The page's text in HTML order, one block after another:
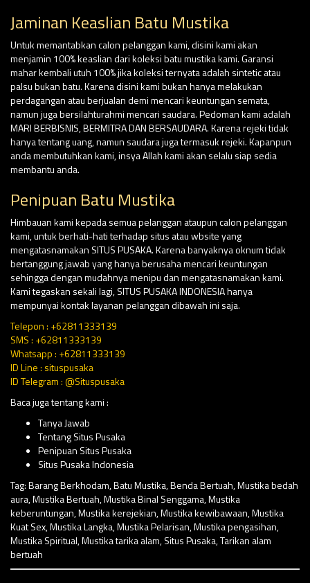
Jaminan Keaslian Batu Mustika
Untuk memantabkan calon pelanggan kami, disini kami akan
menjamin 100% keaslian dari koleksi batu mustika kami. Garansi
mahar kembali utuh 100% jika koleksi ternyata adalah sintetic atau
palsu bukan batu. Karena disini kami bukan hanya melakukan
perdagangan atau berjualan demi mencari keuntungan semata,
namun juga bersilahturahmi mencari saudara. Pedoman kami adalah
MARI BERBISNIS, BERMITRA DAN BERSAUDARA. Karena rejeki tidak
hanya tentang uang, namun saudara juga termasuk rejeki. Kapanpun
anda membutuhkan kami, insya Allah kami akan selalu siap sedia
membantu anda.
Penipuan Batu Mustika
Himbauan kami kepada semua pelanggan ataupun calon pelanggan
kami, untuk berhati-hati terhadap situs atau wbsite yang
mengatasnamakan SITUS PUSAKA. Karena banyaknya oknum tidak
bertanggung jawab yang hanya berusaha mencari keuntungan
sehingga dengan mudahnya menipu dan mengatasnamakan kami.
Kami tegaskan sekali lagi, SITUS PUSAKA INDONESIA hanya
mempunyai kontak layanan pelanggan dibawah ini saja.
Telepon : +62811333139
SMS : +62811333139
Whatsapp : +62811333139
ID Line : situspusaka
ID Telegram : @Situspusaka
Baca juga tentang kami :
Tanya Jawab
Tentang Situs Pusaka
Penipuan Situs Pusaka
Situs Pusaka Indonesia
Tag:Barang Berkhodam,Batu Mustika,Benda Bertuah,Mustika bedah
aura,Mustika Bertuah,Mustika Binal Senggama,Mustika
keberuntungan,Mustika kerejekian,Mustika kewibawaan,Mustika
Kuat Sex,Mustika Langka,Mustika Pelarisan,Mustika pengasihan,
Mustika Spiritual,Mustika tarika alam,Situs Pusaka,Tarikan alam
bertuah